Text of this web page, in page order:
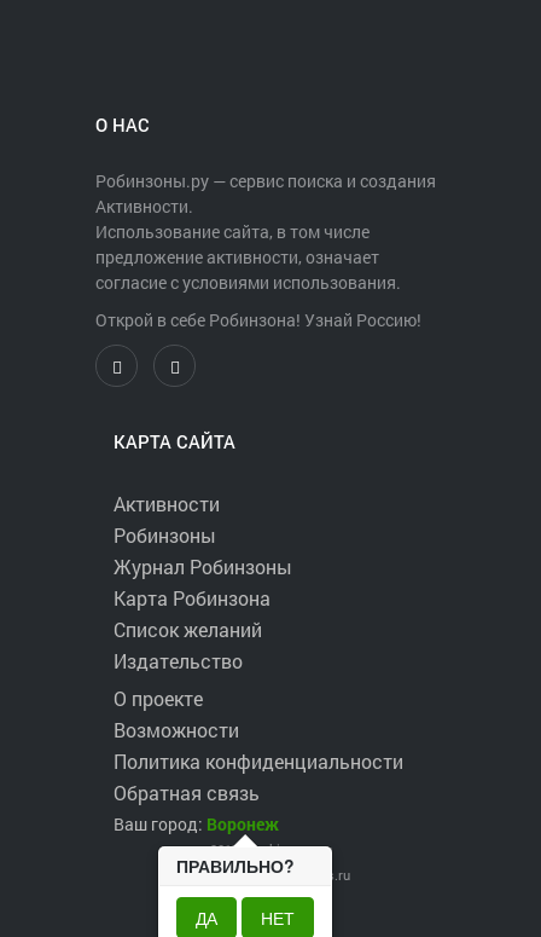
О НАС
Робинзоны.ру — сервис поиска и создания
Активности.
Использование сайта, в том числе
предложение активности, означает
согласие с условиями использования.
Открой в себе Робинзона! Узнай Россию!
КАРТА САЙТА
Активности
Робинзоны
Журнал Робинзоны
Карта Робинзона
Список желаний
Издательство
О проекте
Возможности
Политика конфиденциальности
Обратная связь
Ваш город: Воронеж
ПРАВИЛЬНО?
ДА НЕТ
2017 ©robinzons.ru
robinzons@robinzons.ru